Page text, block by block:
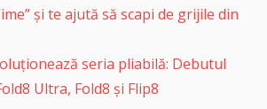
și te ajută să scapi de grijile din
seria pliabilă: Debutul
Ultra, Fold8 și Flip8